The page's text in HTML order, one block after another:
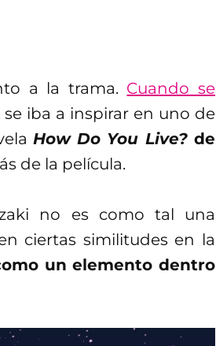
a la trama. Cuando se
iba a inspirar en uno de
How Do You Live?de
de la película.
no es como tal una
ciertas similitudes en la
un elemento dentro